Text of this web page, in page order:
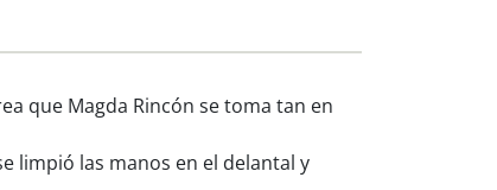
que Magda Rincón se toma tan en
limpió las manos en el delantal y